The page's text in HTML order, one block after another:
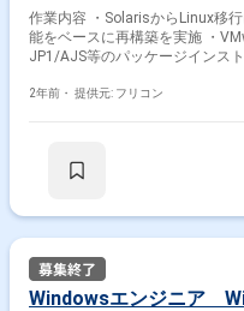
作業内容 ・SolarisからLinux移
能をベースに再構築を実施 ・
JP1/AJS等のパッケージインス
2年前・ 提供元: フリコン
Windowsエンジニア
サーバーエンジニア